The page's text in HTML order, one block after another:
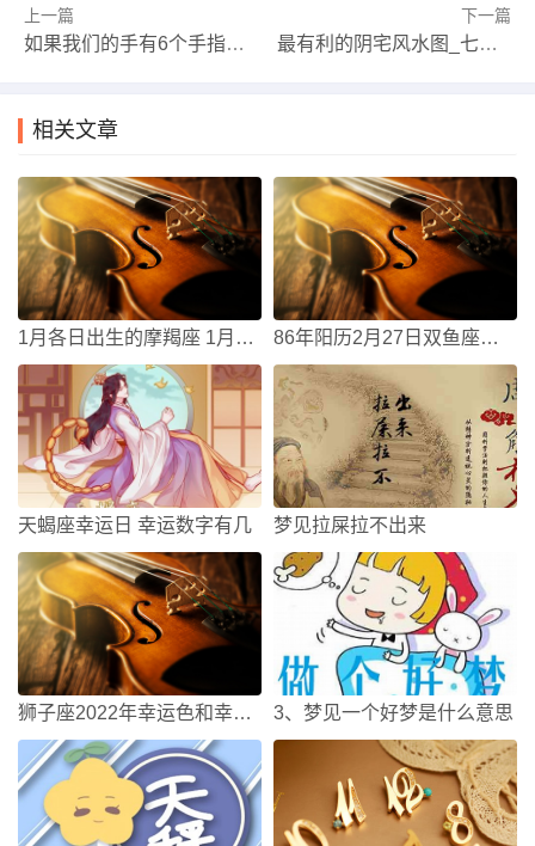
上一篇
如果我们的手有6个手指呢？
下一篇
最有利的阴宅风水图_七种阴宅最有利的坐向_五帝钱的摆放摆列风水图
相关文章
1月各日出生的摩羯座 1月1日出生的摩羯座幸运数字 86年阳历2月27日双鱼座命运？幸运数字？
天蝎座幸运日 幸运数字有几 梦见拉屎拉不出来
狮子座2022年幸运色和幸运数字，狮子座2022如何提升运势 3、梦见一个好梦是什么意思